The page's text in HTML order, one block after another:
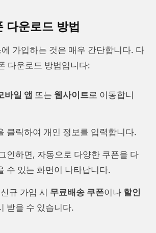
다운로드 방법
가입하는 것은 매우 간단합니다. 다
다운로드 방법입니다:
바일 앱 또는 웹사이트로 이동합니
클릭하여 개인 정보를 입력합니다.
인하면, 자동으로 다양한 쿠폰을 다
수 있는 화면이 나타납니다.
규 가입 시 무료배송 쿠폰이나 할인
받을 수 있습니다.